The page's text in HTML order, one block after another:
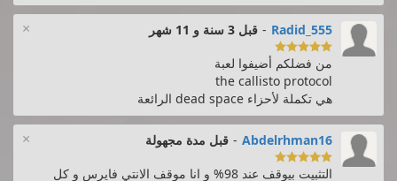
× Radid_555
- قبل 3 سنة و 11 شهر

من فضلكم أضيفوا لعبة
the callisto protocol
هي تكملة لأحزاء dead space الرائعة
× Abdelrhman16
- قبل مدة مجهولة

التثبيت بيوقف عند 98% و انا موقف الانتي فايرس و كل